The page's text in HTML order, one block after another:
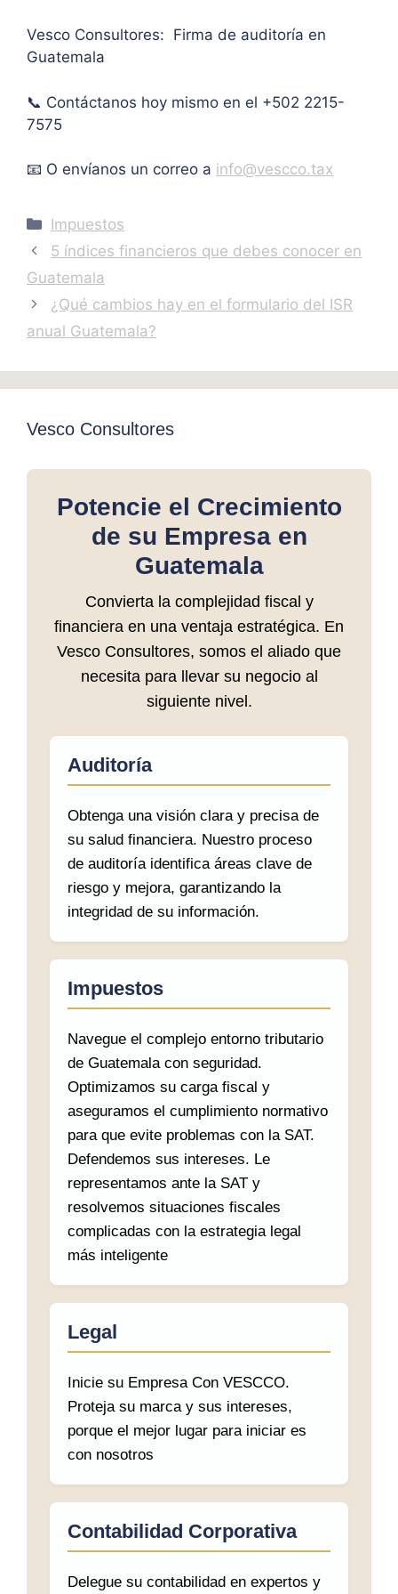
IVA.
graci
Vesco Consultores: Firma de auditoría en
Guatemala
📞 Contáctanos hoy mismo en el +502 2215-
7575
📧 O envíanos un correo a info@vescco.tax
Categories
Impuestos
5 índices financieros que debes conocer en
Guatemala
¿Qué cambios hay en el formulario del ISR
anual Guatemala?
Vesco Consultores
Potencie el Crecimiento
de su Empresa en
Guatemala
Convierta la complejidad fiscal y
financiera en una ventaja estratégica. En
Vesco Consultores, somos el aliado que
necesita para llevar su negocio al
siguiente nivel.
Auditoría
Obtenga una visión clara y precisa de
su salud financiera. Nuestro proceso
de auditoría identifica áreas clave de
riesgo y mejora, garantizando la
integridad de su información.
Impuestos
Navegue el complejo entorno tributario
de Guatemala con seguridad.
Optimizamos su carga fiscal y
aseguramos el cumplimiento normativo
para que evite problemas con la SAT.
Defendemos sus intereses. Le
representamos ante la SAT y
resolvemos situaciones fiscales
complicadas con la estrategia legal
más inteligente
Legal
Inicie su Empresa Con VESCCO.
Proteja su marca y sus intereses,
porque el mejor lugar para iniciar es
con nosotros
Contabilidad Corporativa
Delegue su contabilidad en expertos y